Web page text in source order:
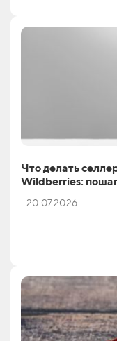
Что делать
Wildberries:
20.07.2026